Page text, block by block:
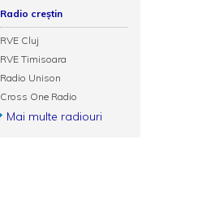
Radio creștin
RVE Cluj
RVE Timisoara
Radio Unison
Cross One Radio
Mai multe radiouri